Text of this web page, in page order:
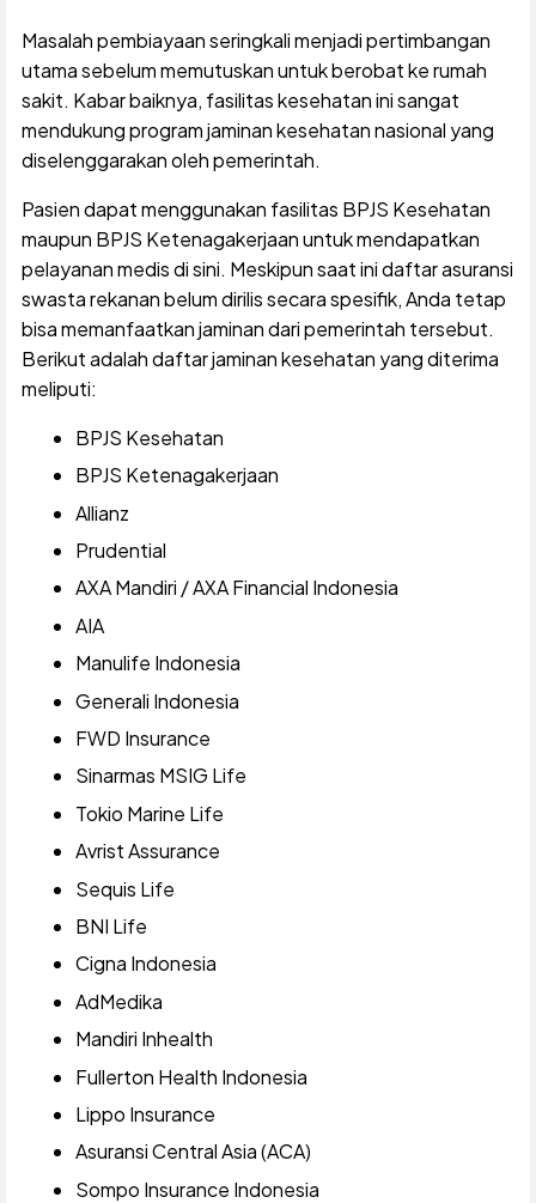
Masalah pembiayaan seringkali menjadi pertimbangan
utama sebelum memutuskan untuk berobat ke rumah
sakit. Kabar baiknya, fasilitas kesehatan ini sangat
mendukung program jaminan kesehatan nasional yang
diselenggarakan oleh pemerintah.
Pasien dapat menggunakan fasilitas BPJS Kesehatan
maupun BPJS Ketenagakerjaan untuk mendapatkan
pelayanan medis di sini. Meskipun saat ini daftar asuransi
swasta rekanan belum dirilis secara spesifik, Anda tetap
bisa memanfaatkan jaminan dari pemerintah tersebut.
Berikut adalah daftar jaminan kesehatan yang diterima
meliputi:
BPJS Kesehatan
BPJS Ketenagakerjaan
Allianz
Prudential
AXA Mandiri / AXA Financial Indonesia
AIA
Manulife Indonesia
Generali Indonesia
FWD Insurance
Sinarmas MSIG Life
Tokio Marine Life
Avrist Assurance
Sequis Life
BNI Life
Cigna Indonesia
AdMedika
Mandiri Inhealth
Fullerton Health Indonesia
Lippo Insurance
Asuransi Central Asia (ACA)
Sompo Insurance Indonesia